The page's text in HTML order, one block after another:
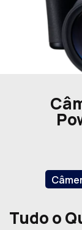
Tudo o